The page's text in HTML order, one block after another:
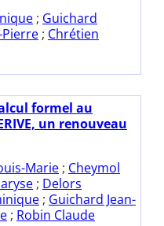
; Guichard
Pierre ; Chrétien
formel au
un renouveau
Marie ; Cheymol
; Delors
; Guichard Jean-
; Robin Claude